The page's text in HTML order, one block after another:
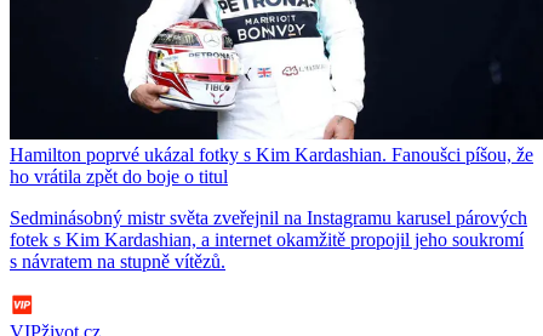
Hamilton poprvé ukázal fotky s Kim Kardashian. Fanoušci píšou, že
ho vrátila zpět do boje o titul
Sedminásobný mistr světa zveřejnil na Instagramu karusel párových
fotek s Kim Kardashian, a internet okamžitě propojil jeho soukromí
s návratem na stupně vítězů.
VIPživot.cz